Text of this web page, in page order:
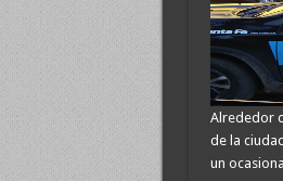
Alrededor
de la
un